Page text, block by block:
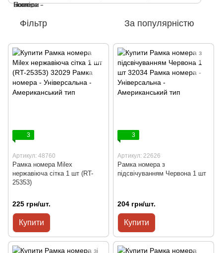
Фільтр За популярністю
3
Артикул: 48760
Рамка номера Milex
нержавіюча сітка 1 шт (RT-
25353)
225 грн/шт.
Купити
3
Артикул: 22626
Рамка номера з
підсвічуванням Червона 1 шт
204 грн/шт.
Купити